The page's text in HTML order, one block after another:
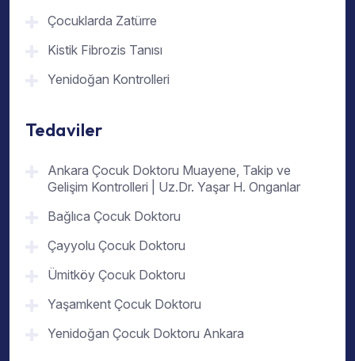
Çocuklarda Zatürre
Kistik Fibrozis Tanısı
Yenidoğan Kontrolleri
Tedaviler
Ankara Çocuk Doktoru Muayene, Takip ve
Gelişim Kontrolleri | Uz.Dr. Yaşar H. Onganlar
Bağlıca Çocuk Doktoru
Çayyolu Çocuk Doktoru
Ümitköy Çocuk Doktoru
Yaşamkent Çocuk Doktoru
Yenidoğan Çocuk Doktoru Ankara